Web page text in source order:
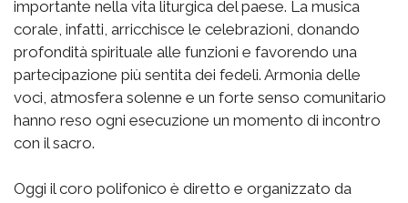
importante nella vita liturgica del paese. La musica
corale, infatti, arricchisce le celebrazioni, donando
profondità spirituale alle funzioni e favorendo una
partecipazione più sentita dei fedeli. Armonia delle
voci, atmosfera solenne e un forte senso comunitario
hanno reso ogni esecuzione un momento di incontro
con il sacro.
Oggi il coro polifonico è diretto e organizzato da